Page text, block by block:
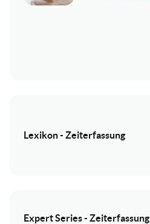
Lexikon - Zeiterfassung
Expert Series - Zeiterfassung